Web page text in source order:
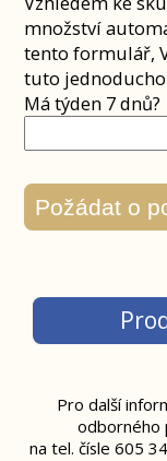
množství
tento formulář,
tuto
Má týden 7 dnů?
Pro další
odborného
na tel. čísle 605